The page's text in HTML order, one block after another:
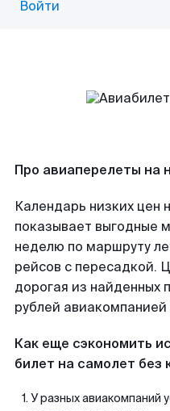
Войти
Про авиаперелеты на
Календарь низких цен
показывает выгодные
неделю по маршруту
рейсов с пересадкой.
дорогая из найденных
рублей
Как еще сэкономить
билет на самолет без
У разных авиакомпаний